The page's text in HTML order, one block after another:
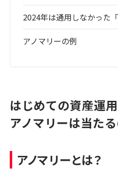
2024年は通用しなかった
アノマリーの例
はじめての資産運
アノマリーは当た
アノマリーとは？